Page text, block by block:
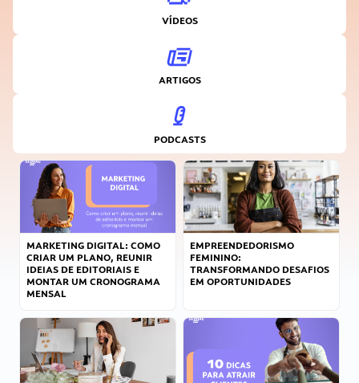
VÍDEOS
ARTIGOS
PODCASTS
MARKETING DIGITAL: COMO
CRIAR UM PLANO, REUNIR
IDEIAS DE EDITORIAIS E
MONTAR UM CRONOGRAMA
MENSAL
EMPREENDEDORISMO
FEMININO:
TRANSFORMANDO DESAFIOS
EM OPORTUNIDADES